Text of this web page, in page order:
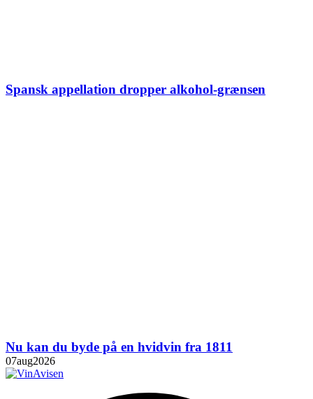
Spansk appellation dropper alkohol-grænsen
Nu kan du byde på en hvidvin fra 1811
07aug2026